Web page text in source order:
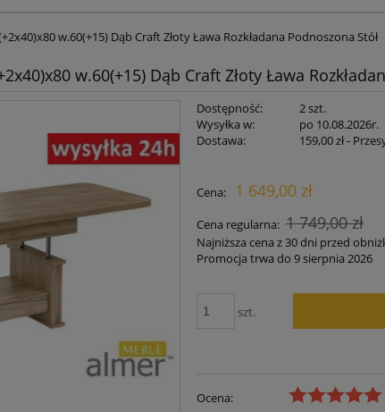
w.60(+15) Dąb Craft Złoty Ława Rozkładana Podnoszona Stół
w.60(+15) Dąb Craft Złoty Ława
Dostępność:
2 szt.
Wysyłka w:
po 10.08.2026r.
Dostawa:
159,00 zł-
płatności
Cena: 1 649,00 zł
Cena regularna: 1 749,00 zł
Najniższa cena z 30 dni przed
30 dni, wyświetlana
momentu, kiedy
sprzedaży.
Promocja trwa do 9 sierpnia 2026
szt.
Ocena: